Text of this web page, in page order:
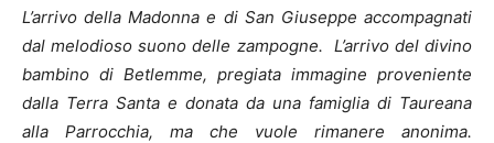
L’arrivo della Madonna e di San Giuseppe accompagnati
dal melodioso suono delle zampogne. L’arrivo del divino
bambino di Betlemme, pregiata immagine proveniente
dalla Terra Santa e donata da una famiglia di Taureana
alla Parrocchia, ma che vuole rimanere anonima.